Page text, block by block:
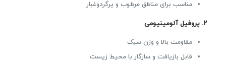
مناسب برای مناطق مرطوب و پرگردوغبار
۲. پروفیل آلومینیومی
مقاومت بالا و وزن سبک
قابل بازیافت و سازگار با محیط زیست